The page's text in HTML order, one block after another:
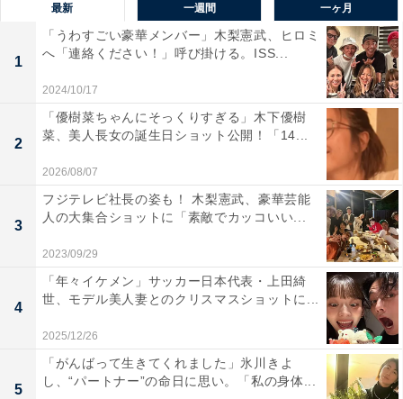
最新 一週間 一ヶ月
1
「うわすごい豪華メンバー」木梨憲武、ヒロミ
へ「連絡ください！」呼び掛ける。ISS...
2024/10/17
2
「優樹菜ちゃんにそっくりすぎる」木下優樹
菜、美人長女の誕生日ショット公開！「14...
2026/08/07
3
フジテレビ社長の姿も！ 木梨憲武、豪華芸能
人の大集合ショットに「素敵でカッコいい...
2023/09/29
4
「年々イケメン」サッカー日本代表・上田綺
世、モデル美人妻とのクリスマスショットに...
2025/12/26
5
「がんばって生きてくれました」氷川きよ
し、“パートナー”の命日に思い。「私の身体...